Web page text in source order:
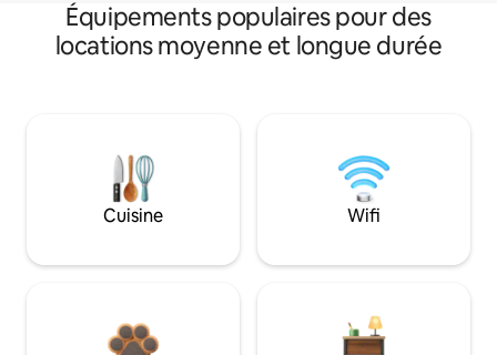
Équipements populaires pour des
locations moyenne et longue durée
Cuisine Wifi